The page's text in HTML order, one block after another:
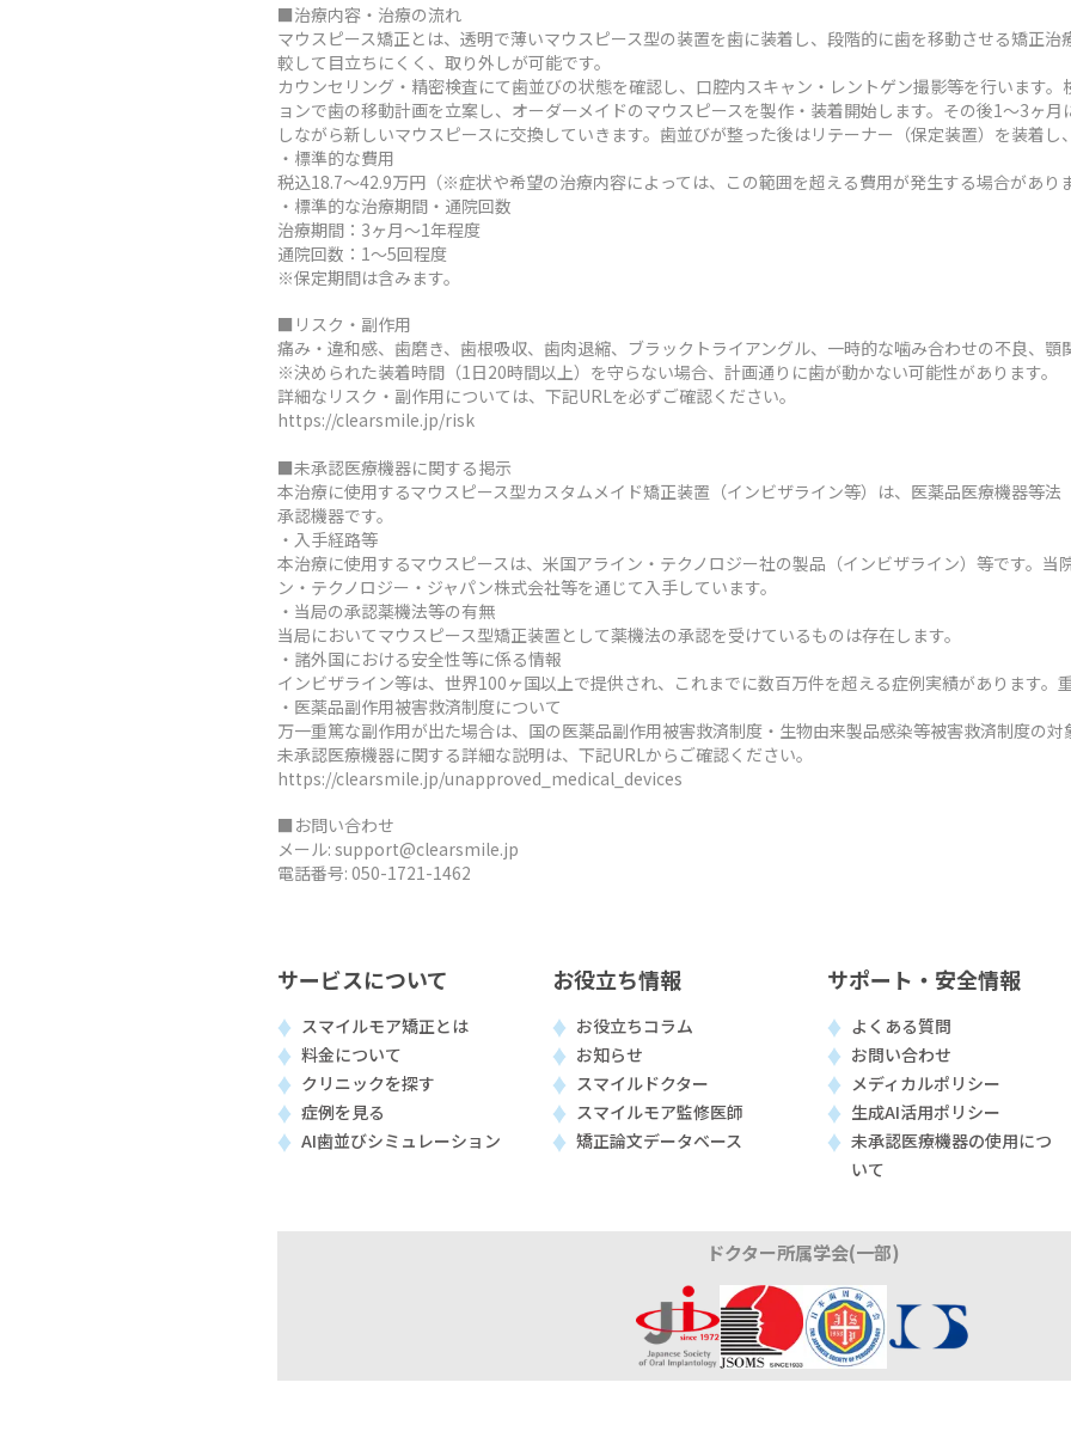
■治療内容・治療の流れ
マウスピース矯正とは、透明で薄いマウスピース型の装置を歯に装着し、段階的に歯を移動させる矯正
較して目立ちにくく、取り外しが可能です。
カウンセリング・精密検査にて歯並びの状態を確認し、口腔内スキャン・レントゲン撮影等を行います
ョンで歯の移動計画を立案し、オーダーメイドのマウスピースを製作・装着開始します。その後1～3ヶ
しながら新しいマウスピースに交換していきます。歯並びが整った後はリテーナー（保定装置）を装着し
・標準的な費用
税込18.7～42.9万円（※症状や希望の治療内容によっては、この範囲を超える費用が発生する場合がありま
・標準的な治療期間・通院回数
治療期間：3ヶ月～1年程度
通院回数：1～5回程度
※保定期間は含みます。
■リスク・副作用
痛み・違和感、歯磨き、歯根吸収、歯肉退縮、ブラックトライアングル、一時的な噛み合わせの不良、顎
※決められた装着時間（1日20時間以上）を守らない場合、計画通りに歯が動かない可能性があります。
詳細なリスク・副作用については、下記URLを必ずご確認ください。
https://clearsmile.jp/risk
■未承認医療機器に関する掲示
本治療に使用するマウスピース型カスタムメイド矯正装置（インビザライン等）は、医薬品医療機器等
承認機器です。
・入手経路等
本治療に使用するマウスピースは、米国アライン・テクノロジー社の製品（インビザライン）等です。当
ン・テクノロジー・ジャパン株式会社等を通じて入手しています。
・当局の承認薬機法等の有無
当局においてマウスピース型矯正装置として薬機法の承認を受けているものは存在します。
・諸外国における安全性等に係る情報
インビザライン等は、世界100ヶ国以上で提供され、これまでに数百万件を超える症例実績があります。
・医薬品副作用被害救済制度について
万一重篤な副作用が出た場合は、国の医薬品副作用被害救済制度・生物由来製品感染等被害救済制度の対
未承認医療機器に関する詳細な説明は、下記URLからご確認ください。
https://clearsmile.jp/unapproved_medical_devices
■お問い合わせ
メール: support@clearsmile.jp
電話番号: 050-1721-1462
サービスについて
スマイルモア矯正とは
料金について
クリニックを探す
症例を見る
AI歯並びシミュレーション
お役立ち情報
お役立ちコラム
お知らせ
スマイルドクター
スマイルモア監修医師
矯正論文データベース
サポート・安全情報
よくある質問
お問い合わせ
メディカルポリシー
生成AI活用ポリシー
未承認医療機器の使用につ
いて
ドクター所属学会(一部)